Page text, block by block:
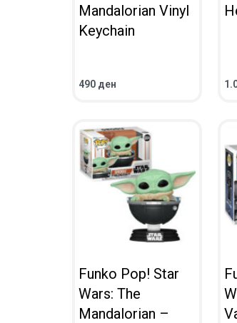
Mandalorian Vinyl
Keychain
490 ден
ВО КОШНИЧКА
Funko Pop! Star
Wars: The
Mandalorian –